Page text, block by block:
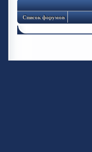
Список форумов